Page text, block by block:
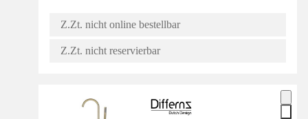
Z.Zt. nicht online bestellbar
Z.Zt. nicht reservierbar